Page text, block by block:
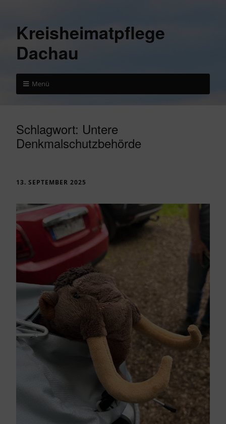
Kreisheimatpflege
Dachau
Menü
Schlagwort: Untere
Denkmalschutzbehörde
13. SEPTEMBER 2025